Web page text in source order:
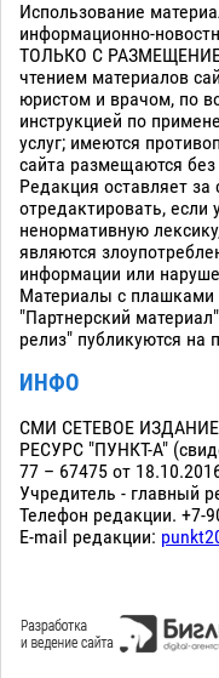
Использование
информационно-
ТОЛЬКО С
чтением материалов
юристом и врачом, по
инструкцией по
услуг; имеются
сайта размещаются
Редакция оставляет за
отредактировать,
ненормативную
являются
информации или
Материалы с плашками
"Партнерский
релиз" публикуются на
ИНФО
СМИ СЕТЕВОЕ
РЕСУРС "ПУНКТ-А"
77 – 67475 от
Учредитель - главный
Телефон редакции. +7-
E-mail редакции: